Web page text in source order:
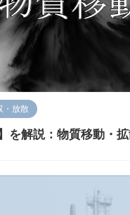
・放散
を解説：物質移動・